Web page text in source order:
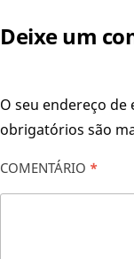
Deixe um
O seu endereço de
obrigatórios são
COMENTÁRIO *